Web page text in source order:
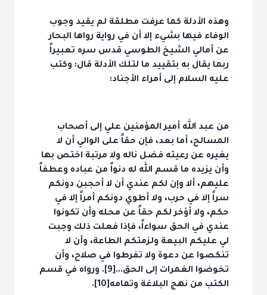
وهذه الأدلة كما عرفت مطلقة لم يقيد وجوب
الوفاء فيها بشيء إلا أن في رواية رواها البحار
عن أمالي الشيخ الطوسي قدس سره تعبيراً
ربما يقال به بتقييد ما لتلك الأدلة قال: وكتب
عليه السلام إلى أمراء الأجناد:
من عبد الله أمير المؤمنين علي إلى أصحاب
المسالح، أما بعد، فإن حقاً على الوالي أن لا
يغيره عن رعيته فضل ناله ولا مرتبة اختص بها
وأن يزيده ما قسم الله له دنواً من عباده وعطفاً
عليهم، ألا وإن لكم عندي أن لا أحجبن دونكم
سراً إلا في حرب، ولا أطوي دونكم أمراً إلا في
حكم، ولا أؤخر لكم حقاً عن محله وأن تكونوا
عندي في الحق سواءاً، فإذا فعلت ذلك وجبت
لي عليكم البيعة ولزمتكم الطاعة، وأن لا
تنكصوا عن دعوة ولا تفرطوا في صلاح، وأن
تخوضوا الغمرات إلى الحق...[9]. ورواه في قسم
الكتب من نهج البلاغة وتمامه[10].